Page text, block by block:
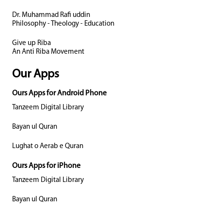
Dr. Muhammad Rafi uddin
Philosophy - Theology - Education
Give up Riba
An Anti Riba Movement
Our Apps
Ours Apps for Android Phone
Tanzeem Digital Library
Bayan ul Quran
Lughat o Aerab e Quran
Ours Apps for iPhone
Tanzeem Digital Library
Bayan ul Quran